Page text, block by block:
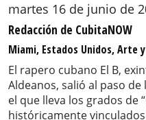
martes 16 de junio de
Redacción de CubitaNOW
Miami, Estados Unidos, Arte
El rapero cubano El B,
Aldeanos, salió al paso
el que lleva los grados de
históricamente vinculados